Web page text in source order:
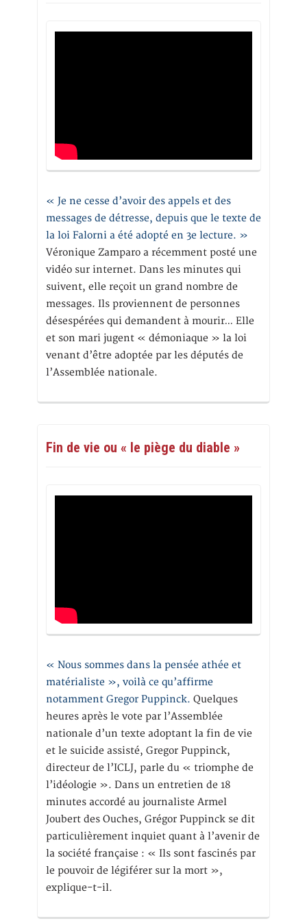
« Je ne cesse d’avoir des appels et des
messages de détresse, depuis que le texte de
la loi Falorni a été adopté en 3e lecture. »
Véronique Zamparo a récemment posté une
vidéo sur internet. Dans les minutes qui
suivent, elle reçoit un grand nombre de
messages. Ils proviennent de personnes
désespérées qui demandent à mourir… Elle
et son mari jugent « démoniaque » la loi
venant d’être adoptée par les députés de
l’Assemblée nationale.
Fin de vie ou « le piège du diable »
« Nous sommes dans la pensée athée et
matérialiste », voilà ce qu’affirme
notamment Gregor Puppinck. Quelques
heures après le vote par l’Assemblée
nationale d’un texte adoptant la fin de vie
et le suicide assisté, Gregor Puppinck,
directeur de l’ICLJ, parle du « triomphe de
l’idéologie ». Dans un entretien de 18
minutes accordé au journaliste Armel
Joubert des Ouches, Grégor Puppinck se dit
particulièrement inquiet quant à l’avenir de
la société française : « Ils sont fascinés par
le pouvoir de légiférer sur la mort »,
explique-t-il.